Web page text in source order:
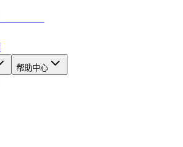
帮助中心